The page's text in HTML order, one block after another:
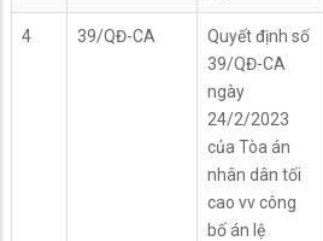
4 39/QĐ-CA
Quyết định số
39/QĐ-CA
ngày
24/2/2023
của Tòa án
nhân dân tối
cao vv công
bố án lệ